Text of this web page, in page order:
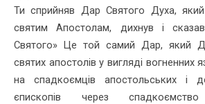
Ти сприйняв Дар Святого Духа,
святим Апостолам, дихнув і
Святого» Це той самий Дар, який
святих апостолів у вигляді вогненних
на спадкоємців апостольських і
єпископів через спадкоємство